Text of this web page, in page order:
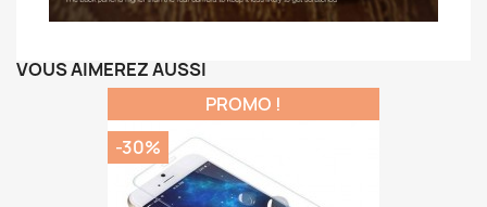
VOUS AIMEREZ AUSSI
PROMO !
-30%